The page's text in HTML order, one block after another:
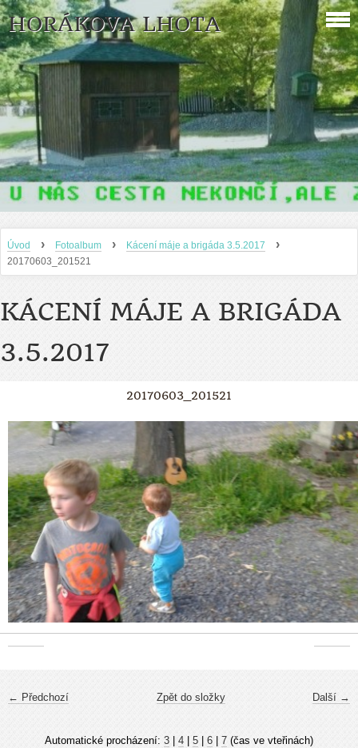
HORÁKOVA LHOTA
Úvod › Fotoalbum › Kácení máje a brigáda 3.5.2017 ›
20170603_201521
KÁCENÍ MÁJE A BRIGÁDA
3.5.2017
20170603_201521
← Předchozí Další →
Zpět do složky
Automatické procházení: 3 4 5 6 7 (čas ve vteřinách)